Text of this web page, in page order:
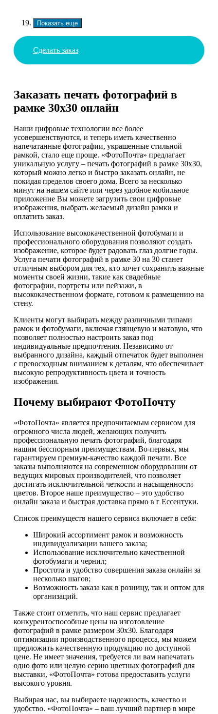
Показать еще
Сделать заказ
Заказать печать фотографий в
рамке 30х30 онлайн
Наши цифровые технологии все более
усовершенствуются, и теперь иметь качественно
напечатанные фотографии, украшенные стильной
рамкой, стало еще проще. «ФотоПочта» предлагает
уникальную услугу – печать фотографий в рамке 30х30,
который можно легко и быстро заказать онлайн, не
покидая пределов своего дома. Всего за несколько
минут на нашем сайте или через удобное мобильное
приложение Вы можете загрузить свои цифровые
изображения, выбрать желаемый дизайн рамки и
оплатить заказ.
Использование высококачественной фотобумаги и
профессионального оборудования позволяют создать
изображение, которое будет радовать глаз долгие годы.
Услуга печати фотографий в рамке 30 на 30 станет
отличным выбором для тех, кто хочет сохранить важные
моменты своей жизни, такие как свадебные
фотографии, портреты или пейзажи, в
высококачественном формате, готовом к размещению на
стену.
Клиенты могут выбирать между различными типами
рамок и фотобумаги, включая глянцевую и матовую, что
позволяет полностью настроить заказ под
индивидуальные предпочтения. Независимо от
выбранного дизайна, каждый отпечаток будет выполнен
с превосходным вниманием к деталям, что обеспечивает
высокую репродуктивность цвета и точность
изображения.
Почему выбирают ФотоПочту
«ФотоПочта» является предпочитаемым сервисом для
огромного числа людей, желающих получить
профессиональную печать фотографий, благодаря
нашим бесспорным преимуществам. Во-первых, мы
гарантируем премиум-качество каждой печати. Все
заказы выполняются на современном оборудовании от
ведущих мировых производителей, что позволяет
достигать исключительной четкости и насыщенности
цветов. Второе наше преимущество – это удобство
онлайн заказа и быстрая доставка прямо в г Ессентуки.
Список преимуществ нашего сервиса включает в себя:
Широкий ассортимент рамок и возможность
индивидуализации вашего заказа;
Использование исключительно качественной
фотобумаги и чернил;
Простота и удобство совершения заказа онлайн за
несколько шагов;
Возможность заказа как в розницу, так и оптом для
организаций.
Также стоит отметить, что наш сервис предлагает
конкурентоспособные цены на изготовление
фотографий в рамке размером 30х30. Благодаря
оптимизации производственного процесса, мы можем
предложить качественную продукцию по доступной
цене. Не имеет значения, требуется ли вам напечатать
одно фото или целую серию цветных фотографий для
выставки, «ФотоПочта» готова предоставить услуги
высокого уровня.
Выбирая нас, вы выбираете надежность, качество и
удобство. «ФотоПочта» – ваш лучший партнер в мире